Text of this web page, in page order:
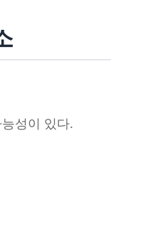
성이 있다.